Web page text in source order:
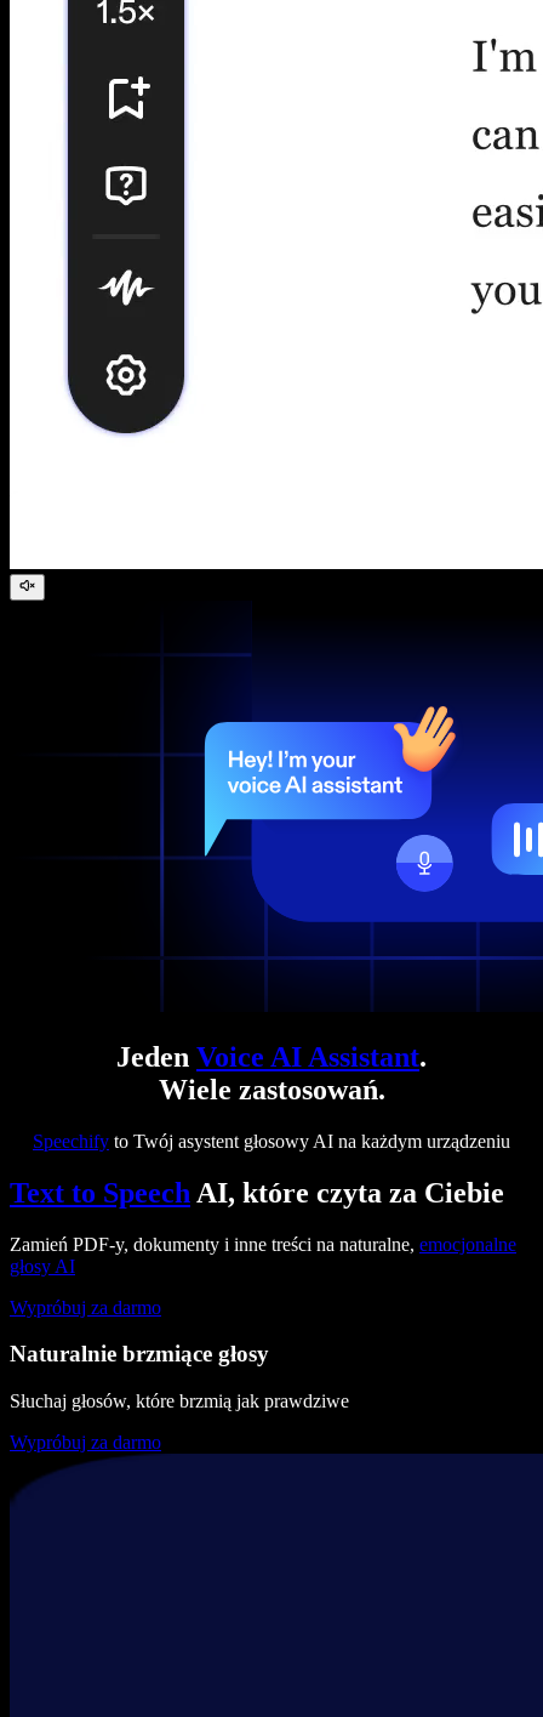
Jeden Voice AI Assistant.
Wiele zastosowań.
Speechify to Twój asystent głosowy AI na każdym urządzeniu
Text to Speech AI, które czyta za Ciebie
Zamień PDF-y, dokumenty i inne treści na naturalne, emocjonalne
głosy AI
Wypróbuj za darmo
Naturalnie brzmiące głosy
Słuchaj głosów, które brzmią jak prawdziwe
Wypróbuj za darmo